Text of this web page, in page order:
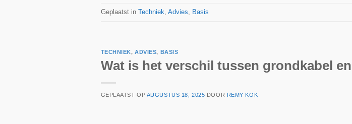
Geplaatst in Techniek Advies Basis
TECHNIEK,ADVIES, BASIS
Wat is het verschil tussen grondkabel
GEPLAATST OP AUGUSTUS 18, 2025 DOOR REMY KOK